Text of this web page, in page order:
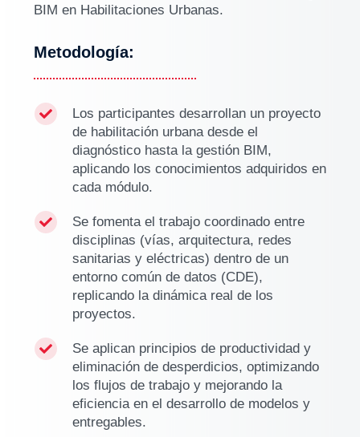
BIM en Habilitaciones Urbanas.
Metodología:

Los participantes desarrollan un proyecto
de habilitación urbana desde el
diagnóstico hasta la gestión BIM,
aplicando los conocimientos adquiridos en
cada módulo.

Se fomenta el trabajo coordinado entre
disciplinas (vías, arquitectura, redes
sanitarias y eléctricas) dentro de un
entorno común de datos (CDE),
replicando la dinámica real de los
proyectos.

Se aplican principios de productividad y
eliminación de desperdicios, optimizando
los flujos de trabajo y mejorando la
eficiencia en el desarrollo de modelos y
entregables.